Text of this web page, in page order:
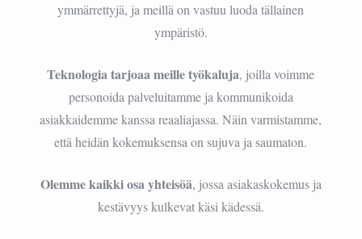
ymmärrettyjä, ja meillä on vastuu luoda tällainen
ympäristö.
Teknologia tarjoaa meille työkaluja, joilla voimme
personoida palveluitamme ja kommunikoida
asiakkaidemme kanssa reaaliajassa. Näin varmistamme,
että heidän kokemuksensa on sujuva ja saumaton.
Olemme kaikki osa yhteisöä, jossa asiakaskokemus ja
kestävyys kulkevat käsi kädessä.